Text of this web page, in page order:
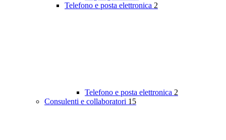
Telefono e posta elettronica 2
Telefono e posta elettronica 2
Consulenti e collaboratori 15